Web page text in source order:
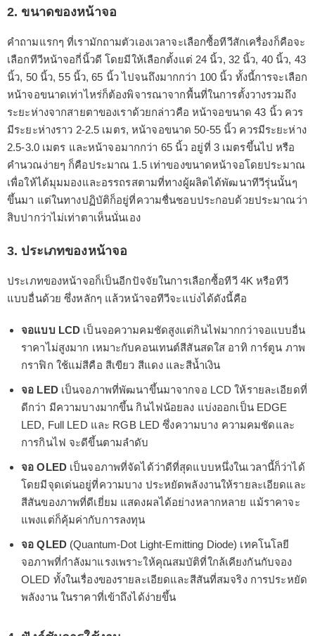
2. ขนาดของหน้าจอ
คำถามแรกๆ ที่เรามักถามตัวเองเวลาจะเลือกซื้อทีวีสักเครื่องก็คือจะ
เลือกทีวีหน้าจอกี่นิ้วดี โดยมีให้เลือกตั้งแต่ 24 นิ้ว, 32 นิ้ว, 40 นิ้ว, 43
นิ้ว, 50 นิ้ว, 55 นิ้ว, 65 นิ้ว ไปจนถึงมากกว่า 100 นิ้ว ทั้งนี้การจะเลือก
หน้าจอขนาดเท่าไหร่ก็ต้องพิจารณาจากพื้นที่ในการตั้งวางรวมถึง
ระยะห่างจากสายตาของเราด้วยกล่าวคือ หน้าจอขนาด 43 นิ้ว ควร
มีระยะห่างราว 2-2.5 เมตร, หน้าจอขนาด 50-55 นิ้ว ควรมีระยะห่าง
2.5-3.0 เมตร และหน้าจอมากกว่า 65 นิ้ว อยู่ที่ 3 เมตรขึ้นไป หรือ
คำนวณง่ายๆ ก็คือประมาณ 1.5 เท่าของขนาดหน้าจอโดยประมาณ
เพื่อให้ได้มุมมองและอรรถรสตามที่ทางผู้ผลิตได้พัฒนาทีวีรุ่นนั้นๆ
ขึ้นมา แต่ในทางปฏิบัติก็อยู่ที่ความชื่นชอบประกอบด้วยประมาณว่า
สิบปากว่าไม่เท่าตาเห็นนั่นเอง
3. ประเภทของหน้าจอ
ประเภทของหน้าจอก็เป็นอีกปัจจัยในการเลือกซื้อทีวี 4K หรือทีวี
แบบอื่นด้วย ซึ่งหลักๆ แล้วหน้าจอทีวีจะแบ่งได้ดังนี้คือ
จอแบบ LCD เป็นจอความคมชัดสูงแต่กินไฟมากกว่าจอแบบอื่น
ราคาไม่สูงมาก เหมาะกับคอนเทนต์สีสันสดใส อาทิ การ์ตูน ภาพ
กราฟิก ใช้แม่สีคือ สีเขียว สีแดง และสีน้ำเงิน
จอ LEDเป็นจอภาพที่พัฒนาขึ้นมาจากจอ LCD ให้รายละเอียดที่
ดีกว่า มีความบางมากขึ้น กินไฟน้อยลง แบ่งออกเป็น EDGE
LED, Full LED และ RGB LED ซึ่งความบาง ความคมชัดและ
การกินไฟ จะดีขึ้นตามลำดับ
จอ OLED เป็นจอภาพที่จัดได้ว่าดีที่สุดแบบหนึ่งในเวลานี้ก็ว่าได้
โดยมีจุดเด่นอยู่ที่ความบาง ประหยัดพลังงานให้รายละเอียดและ
สีสันของภาพที่ดีเยี่ยม แสดงผลได้อย่างหลากหลาย แม้ราคาจะ
แพงแต่ก็คุ้มค่ากับการลงทุน
จอ QLED(Quantum-Dot Light-Emitting Diode) เทคโนโลยี
จอภาพที่กำลังมาแรงเพราะให้คุณสมบัติที่ใกล้เคียงกันกับจอง
OLED ทั้งในเรื่องของรายละเอียดและสีสันที่สมจริง การประหยัด
พลังงาน ในราคาที่เข้าถึงได้ง่ายขึ้น